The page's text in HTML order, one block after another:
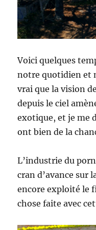
Voici quelques
notre quotidien et
vrai que la vision
depuis le ciel
exotique, et je me
ont bien de la
L’industrie du
cran d’avance sur
encore exploité le
chose faite avec